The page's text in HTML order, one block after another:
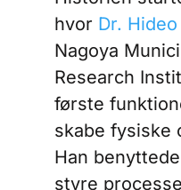
hvor Dr.
Nagoya
Research
første
skabe fysiske
Han
styre